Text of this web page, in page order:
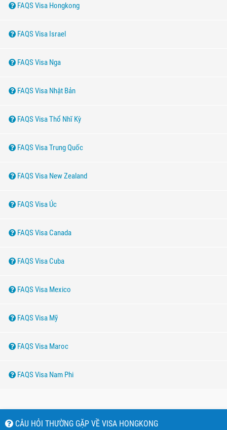
FAQS Visa Hongkong
FAQS Visa Israel
FAQS Visa Nga
FAQS Visa Nhật Bản
FAQS Visa Thổ Nhĩ Kỳ
FAQS Visa Trung Quốc
FAQS Visa New Zealand
FAQS Visa Úc
FAQS Visa Canada
FAQS Visa Cuba
FAQS Visa Mexico
FAQS Visa Mỹ
FAQS Visa Maroc
FAQS Visa Nam Phi
CÂU HỎI THƯỜNG GẶP VỀ VISA HONGKONG